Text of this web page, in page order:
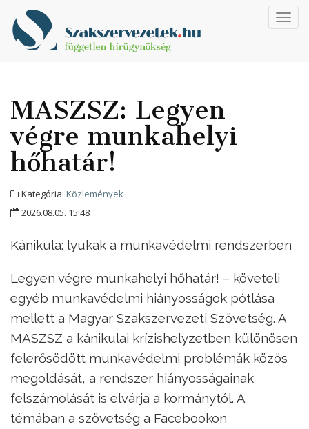
MASZSZ: Legyen
végre munkahelyi
hőhatár!
Kategória: Közlemények
2026.08.05. 15:48
Kánikula: lyukak a munkavédelmi rendszerben
Legyen végre munkahelyi hőhatár! – követeli
egyéb munkavédelmi hiányosságok pótlása
mellett a Magyar Szakszervezeti Szövetség. A
MASZSZ a kánikulai krízishelyzetben különösen
felerősödött munkavédelmi problémák közös
megoldását, a rendszer hiányosságainak
felszámolását is elvárja a kormánytól. A
témában a szövetség a Facebookon